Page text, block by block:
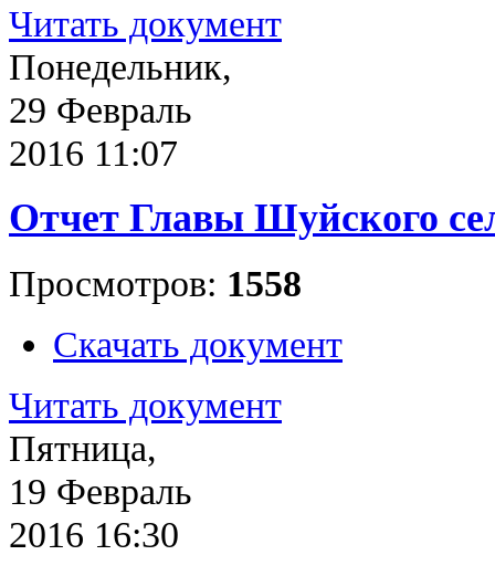
Читать документ
Понедельник,
29 Февраль
2016 11:07
Отчет Главы Шуйского
Просмотров: 1558
Скачать документ
Читать документ
Пятница,
19 Февраль
2016 16:30